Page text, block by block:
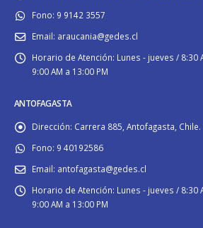
Fono: 9 9142 3557
Email: araucania@gedes.cl
Horario de Atención: Lunes - jueves / 8:30
9:00 AM a 13:00 PM
ANTOFAGASTA
Dirección: Carrera 885, Antofagasta, Chile.
Fono: 9 40192586
Email: antofagasta@gedes.cl
Horario de Atención: Lunes - jueves / 8:30
9:00 AM a 13:00 PM